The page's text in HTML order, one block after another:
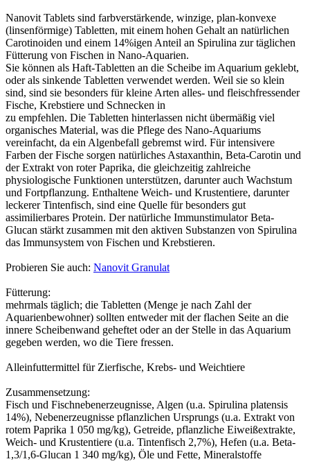
Nanovit Tablets sind farbverstärkende, winzige, plan-konvexe
(linsenförmige) Tabletten, mit einem hohen Gehalt an natürlichen
Carotinoiden und einem 14%igen Anteil an Spirulina zur täglichen
Fütterung von Fischen in Nano-Aquarien.
Sie können als Haft-Tabletten an die Scheibe im Aquarium geklebt,
oder als sinkende Tabletten verwendet werden. Weil sie so klein
sind, sind sie besonders für kleine Arten alles- und fleischfressender
Fische, Krebstiere und Schnecken in
zu empfehlen. Die Tabletten hinterlassen nicht übermäßig viel
organisches Material, was die Pflege des Nano-Aquariums
vereinfacht, da ein Algenbefall gebremst wird. Für intensivere
Farben der Fische sorgen natürliches Astaxanthin, Beta-Carotin und
der Extrakt von roter Paprika, die gleichzeitig zahlreiche
physiologische Funktionen unterstützen, darunter auch Wachstum
und Fortpflanzung. Enthaltene Weich- und Krustentiere, darunter
leckerer Tintenfisch, sind eine Quelle für besonders gut
assimilierbares Protein. Der natürliche Immunstimulator Beta-
Glucan stärkt zusammen mit den aktiven Substanzen von Spirulina
das Immunsystem von Fischen und Krebstieren.
Probieren Sie auch: Nanovit Granulat
Fütterung:
mehrmals täglich; die Tabletten (Menge je nach Zahl der
Aquarienbewohner) sollten entweder mit der flachen Seite an die
innere Scheibenwand geheftet oder an der Stelle in das Aquarium
gegeben werden, wo die Tiere fressen.
Alleinfuttermittel für Zierfische, Krebs- und Weichtiere
Zusammensetzung:
Fisch und Fischnebenerzeugnisse, Algen (u.a. Spirulina platensis
14%), Nebenerzeugnisse pflanzlichen Ursprungs (u.a. Extrakt von
rotem Paprika 1 050 mg/kg), Getreide, pflanzliche Eiweißextrakte,
Weich- und Krustentiere (u.a. Tintenfisch 2,7%), Hefen (u.a. Beta-
1,3/1,6-Glucan 1 340 mg/kg), Öle und Fette, Mineralstoffe